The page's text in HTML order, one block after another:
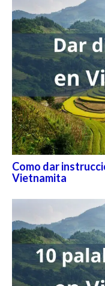
Como dar
Vietnamita